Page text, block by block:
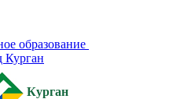
образование
Курган
Курган